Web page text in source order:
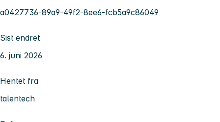
a0427736-89a9-49f2-8ee6-fcb5a9c86049
Sist endret
6. juni 2026
Hentet fra
talentech